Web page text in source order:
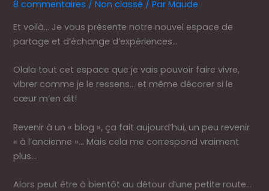
8 commentaires /Non classé / ParMaude
Et voilà… Je vous présente notre nouvel espace de
partage et d’échange d’expériences…
Olala tout cet espace que je vais pouvoir faire vivre,
vibrer comme je le ressens… et même décorer si le
cœur m’en dit!
Revenir à un « blog », ça fait aujourd’hui, un peu revenir
« à l’ancienne »… Mais cela me correspond vraiment
plus…
Alors peut être à bientôt au détour d’une petite route…